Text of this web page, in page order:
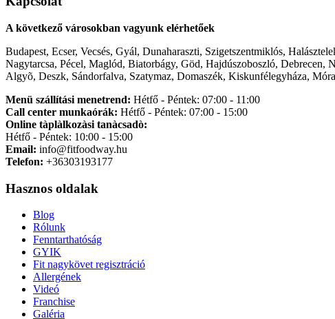
A következő városokban vagyunk elérhetőek
Budapest, Ecser, Vecsés, Gyál, Dunaharaszti, Szigetszentmiklós,
Nagytarcsa, Pécel, Maglód, Biatorbágy, Göd, Hajdúszoboszló,
Algyõ, Deszk, Sándorfalva, Szatymaz, Domaszék, Kiskunfélegyháza,
Menü szállítási menetrend: Hétfő - Péntek: 07:00 - 11:00
Call center munkaórák: Hétfő - Péntek: 07:00 - 15:00
Online tàplàlkozàsi tanàcsadò:
Hétfő - Péntek: 10:00 - 15:00
Email: info@fitfoodway.hu
Telefon: +36303193177
Hasznos oldalak
Blog
Rólunk
Fenntarthatóság
GYIK
Fit nagykövet regisztráció
Allergének
Videó
Franchise
Galéria